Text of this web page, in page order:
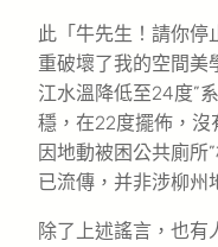
此「牛先生！請你停
重破壞了我的空間美
江水溫降低至24度”
穩，在22度擺佈，沒
因地動被困公共廁所
已流傳，并非涉柳州
除了上述謠言，也有